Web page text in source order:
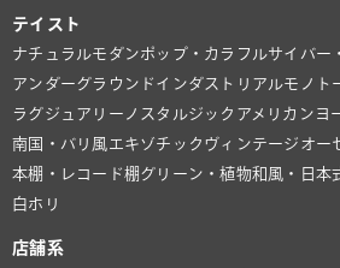
テイスト
ナチュラルモダンポップ・カラフルサイバー
アンダーグラウンド インダストリアルモノト
ラグジュアリー ノスタルジック アメリカン ヨ
南国・バリ風 エキゾチック ヴィンテージ オー
本棚・レコード棚グリーン・植物和風・日本
白ホリ
店舗系